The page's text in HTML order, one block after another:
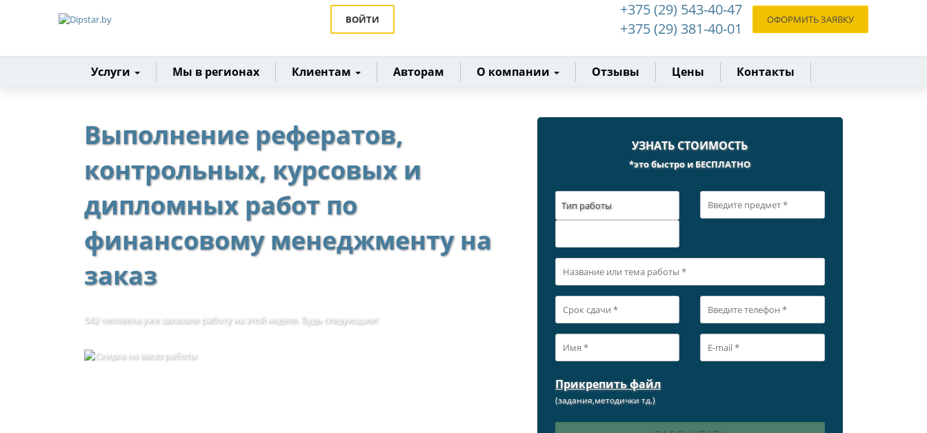
ВОЙТИ
+375 (29) 543-40-47
+375 (29) 381-40-01
ОФОРМИТЬ ЗАЯВКУ
Главная
Услуги Мы в регионах Клиентам Авторам О компании Отзывы Цены Контакты
Выполнение рефератов,
контрольных, курсовых и
дипломных работ по
финансовому менеджменту на
заказ
542 человека уже заказали работу на этой неделе. Будь следующим!
УЗНАТЬ СТОИМОСТЬ
*это быстро и БЕСПЛАТНО
Тип работы
Прикрепить файл
(задания,методички тд.)